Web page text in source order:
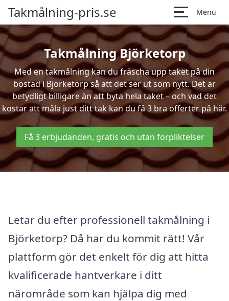
Takmålning-pris.se Menu
Takmålning Björketorp
Med en takmålning kan du fräscha upp taket på din
bostad i Björketorp så att det ser ut som nytt. Det är
betydligt billigare än att byta hela taket – och vad det
kostar att måla just ditt tak kan du få 3 bra offerter på här.
Få 3 erbjudanden, gratis och utan förpliktelser
Letar du efter professionell takmålning i
Björketorp? Då har du kommit rätt! Vår
plattform gör det enkelt för dig att hitta
kvalificerade hantverkare i ditt
närområde som kan hjälpa dig med